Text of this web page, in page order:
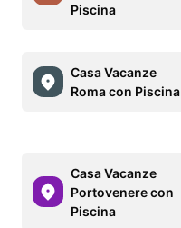
Piscina
Casa Vacanze
Roma con Piscina
Casa Vacanze
Portovenere con
Piscina